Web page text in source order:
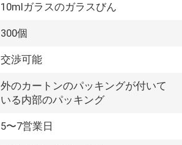
10mlガラスのガラスびん
300個
交渉可能
外のカートンのパッキングが付いて
いる内部のパッキング
5〜7営業日